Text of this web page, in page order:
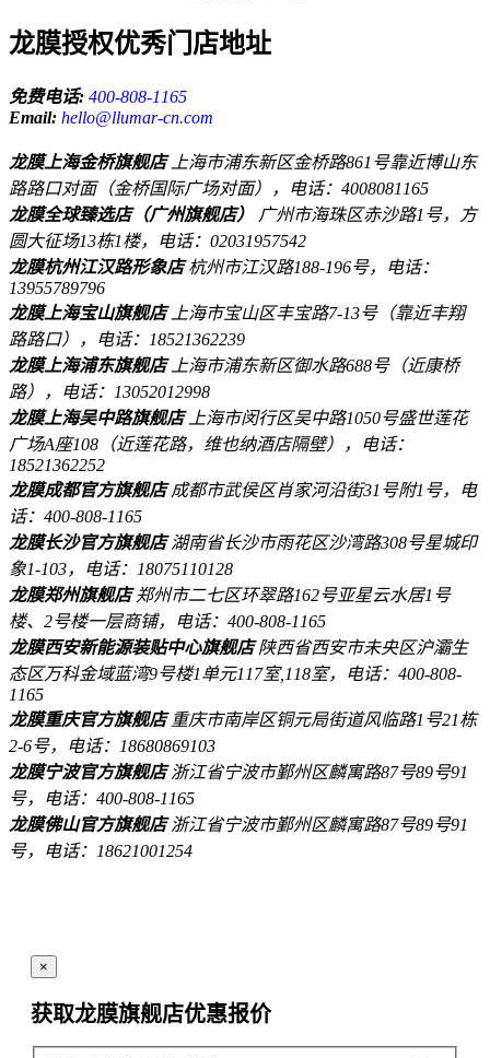
龙膜授权优秀门店地址
免费电话: 400-808-1165
Email: hello@llumar-cn.com
龙膜上海金桥旗舰店 上海市浦东新区金桥路861号靠近博山东
路路口对面（金桥国际广场对面），电话：4008081165
龙膜全球臻选店（广州旗舰店）
广州市海珠区赤沙路1号，方
圆大征场13栋1楼，电话：02031957542
龙膜杭州江汉路形象店杭州市江汉路188-196号，电话：
13955789796
龙膜上海宝山旗舰店 上海市宝山区丰宝路7-13号（靠近丰翔
路路口），电话：18521362239
龙膜上海浦东旗舰店 上海市浦东新区御水路688号（近康桥
路），电话：13052012998
龙膜上海吴中路旗舰店 上海市闵行区吴中路1050号盛世莲花
广场A座108（近莲花路，维也纳酒店隔壁），电话：
18521362252
龙膜成都官方旗舰店成都市武侯区肖家河沿街31号附1号，电
话：400-808-1165
龙膜长沙官方旗舰店湖南省长沙市雨花区沙湾路308号星城印
象1-103，电话：18075110128
龙膜郑州旗舰店郑州市二七区环翠路162号亚星云水居1号
楼、2号楼一层商铺，电话：400-808-1165
龙膜西安新能源装贴中心旗舰店陕西省西安市未央区沪灞生
态区万科金域蓝湾9号楼1单元117室,118室，电话：400-808-
1165
龙膜重庆官方旗舰店重庆市南岸区铜元局街道风临路1号21栋
2-6号，电话：18680869103
龙膜宁波官方旗舰店浙江省宁波市鄞州区麟寓路87号89号91
号，电话：400-808-1165
龙膜佛山官方旗舰店浙江省宁波市鄞州区麟寓路87号89号91
号，电话：18621001254
×
获取龙膜旗舰店优惠报价